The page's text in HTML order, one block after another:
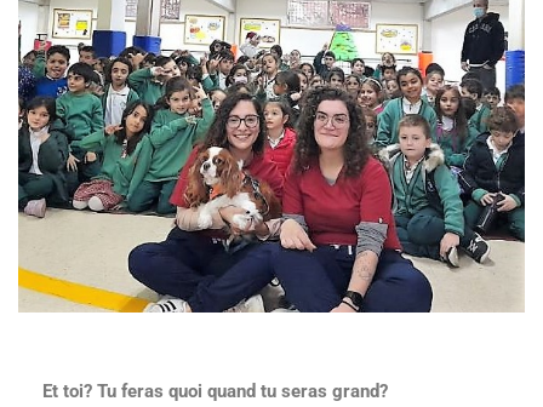
Et toi? Tu feras quoi quand tu seras grand?